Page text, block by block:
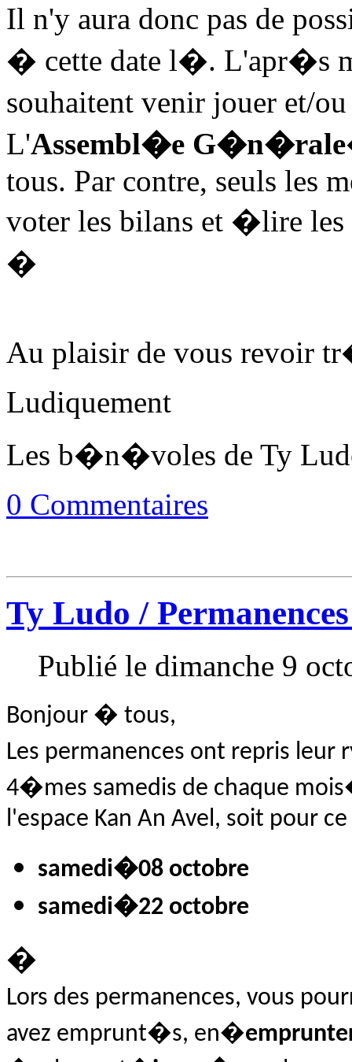
Il n'y aura donc pas de
� cette date l�. L'apr�s
souhaitent venir jouer et/
L'Assembl�e G�n�rale
tous. Par contre, seuls les
voter les bilans et �lire les
�
Au plaisir de vous revoir
Ludiquement
Les b�n�voles de Ty
0 Commentaires
Ty Ludo /
Publié le dimanche 9
Bonjour � tous,
Les permanences ont repris
4�mes samedis de chaque
l'espace Kan An Avel, soit pour
samedi�08 octobre
samedi�22 octobre
�
Lors des permanences, vous
avez emprunt�s, en�